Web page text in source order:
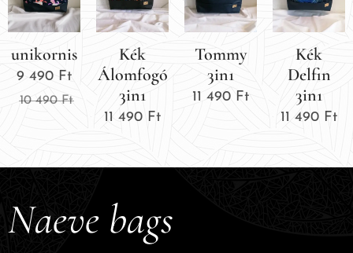
unikornis
9 490 Ft
10 490Ft
Kék
Álomfogó
3in1
11 490 Ft
Tommy
3in1
11 490 Ft
Kék
Delfin
3in1
11 490 Ft
Naeve bags